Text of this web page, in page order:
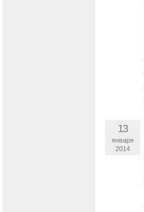
13
января
2014